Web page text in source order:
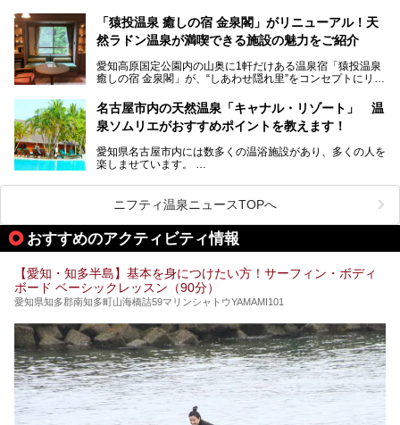
お好みの温泉施設を見つけて楽しんでくださいね。
「名古屋駅周辺ってサウナが少ないよね」という声をよく耳
にするだけあり、アクセスの良さにも胸が高鳴ります。
今回は普段は男性専用となっているパブリックサウナが、女
さっそく取材してきました！
「猿投温泉 癒しの宿 金泉閣」がリニューアル！天
然ラドン温泉が満喫できる施設の魅力をご紹介
愛知高原国定公園内の山奥に1軒だけある温泉宿「猿投温泉
癒しの宿 金泉閣」が、“しあわせ隠れ里”をコンセプトにリニ
天然ラドン温泉が堪能できるお風呂や、新設・改装された客
室、地元の食材と温泉水で作られたお料理……。
ご紹介します。
名古屋市内の天然温泉「キャナル・リゾート」 温
泉ソムリエがおすすめポイントを教えます！
愛知県名古屋市内には数多くの温浴施設があり、多くの人を
楽しませています。
ムリエの目線で紹介していきます！
名古屋市内にはスーパー銭湯や日帰り温泉が多く、「どこに
行こうかな？」と悩んでしまう方も多いと思います。
ぜひこの記事を参考にして「キャナル・リゾート」に出かけ
てみるのはいかがでしょうか？
ニフティ温泉ニュースTOPへ
おすすめのアクティビティ情報
【愛知・知多半島】基本を身につけたい方！サーフィン・ボディ
ボード ベーシックレッスン（90分）
愛知県知多郡南知多町山海橋詰59マリンシャトウYAMAMI101